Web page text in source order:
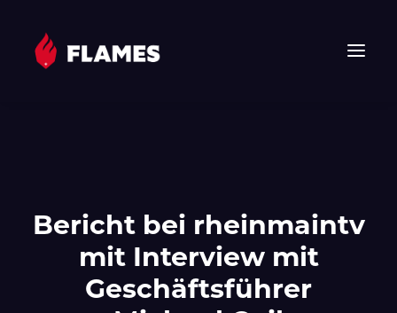
JUNIOR FLAMES
Bericht bei rheinmaintv
mit Interview mit
Geschäftsführer